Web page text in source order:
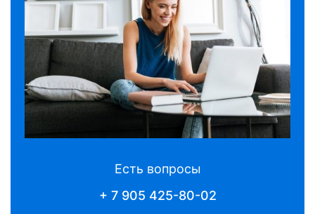
Есть вопросы
+ 7 905 425-80-02